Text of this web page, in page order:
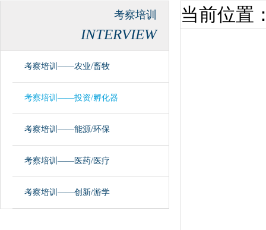
考察培训
INTERVIEW
考察培训——农业/畜牧
考察培训——投资/孵化器
考察培训——能源/环保
考察培训——医药/医疗
考察培训——创新/游学
当前位置